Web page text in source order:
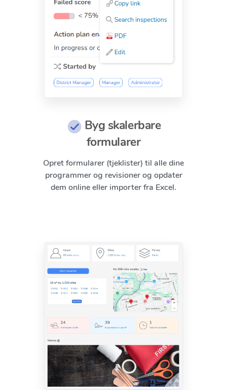
Byg skalerbare
formularer
Opret formularer (tjeklister) til alle dine
programmer og revisioner og opdater
dem online eller importer fra Excel.